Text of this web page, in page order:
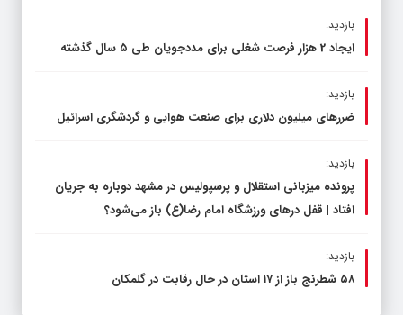
بازدید:
ایجاد 2 هزار فرصت شغلی برای مددجویان طی ۵ سال گذشته
بازدید:
ضررهای میلیون دلاری برای صنعت هوایی و گردشگری اسرائیل
بازدید:
پرونده میزبانی استقلال و پرسپولیس در مشهد دوباره به جریان
افتاد | قفل در‌های ورزشگاه امام رضا(ع) باز می‌شود؟
بازدید:
۵۸ شطرنج‌ باز از ۱۷ استان در حال رقابت در گلمکان